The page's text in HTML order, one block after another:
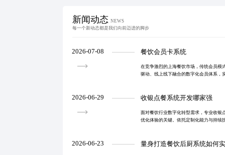
新闻动态 NEWS
每一个新动态都是我们向前迈进的脚步
2026-07-08 餐饮会员卡系统
在竞争激烈的上海餐饮市场，传统会员模
驱动、线上线下融合的数字化会员体系，
2026-06-29 收银点餐系统开发哪家强
面对餐饮行业数字化转型需求，专业收银
优化体验的关键。依托定制化能力与持续
2026-06-23 量身打造餐饮后厨系统如何